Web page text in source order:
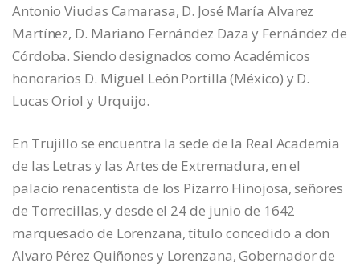
Antonio Viudas Camarasa, D. José María Alvarez
Martínez, D. Mariano Fernández Daza y Fernández de
Córdoba. Siendo designados como Académicos
honorarios D. Miguel León Portilla (México) y D.
Lucas Oriol y Urquijo.
En Trujillo se encuentra la sede de la Real Academia
de las Letras y las Artes de Extremadura, en el
palacio renacentista de los Pizarro Hinojosa, señores
de Torrecillas, y desde el 24 de junio de 1642
marquesado de Lorenzana, título concedido a don
Alvaro Pérez Quiñones y Lorenzana, Gobernador de